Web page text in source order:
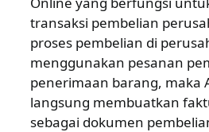
Daftar
Masuk
transaksi pembelian
proses pembelian di
menggunakan pesanan
penerimaan barang, maka
langsung membuatkan
sebagai dokumen